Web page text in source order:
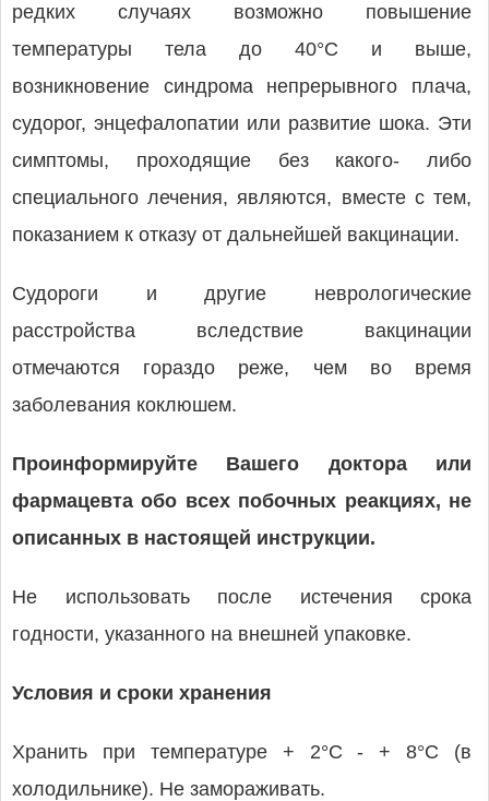
редких случаях возможно повышение
температуры тела до 40°С и выше,
возникновение синдрома непрерывного плача,
судорог, энцефалопатии или развитие шока. Эти
симптомы, проходящие без какого- либо
специального лечения, являются, вместе с тем,
показанием к отказу от дальнейшей вакцинации.
Судороги и другие неврологические
расстройства вследствие вакцинации
отмечаются гораздо реже, чем во время
заболевания коклюшем.
Проинформируйте Вашего доктора или
фармацевта обо всех побочных реакциях, не
описанных в настоящей инструкции.
Не использовать после истечения срока
годности, указанного на внешней упаковке.
Условия и сроки хранения
Хранить при температуре + 2°C - + 8°С (в
холодильнике). Не замораживать.